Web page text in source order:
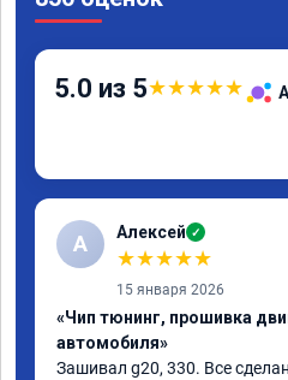
5.0 из 5★★★★★
А Алексей ✓
★★★★★
15 января 2026
«Чип тюнинг, прошивка
автомобиля»
Зашивал g20, 330. Все